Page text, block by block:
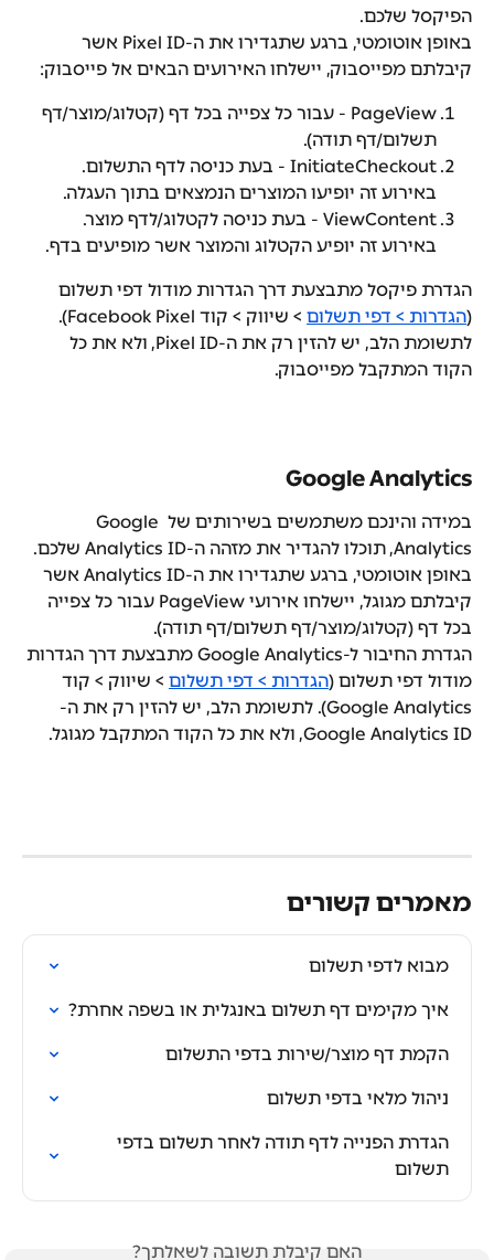
הפיקסל שלכם.
באופן אוטומטי, ברגע שתגדירו את ה-Pixel ID אשר
קיבלתם מפייסבוק, יישלחו האירועים הבאים אל פייסבוק:
PageView - עבור כל צפייה בכל דף (קטלוג/מוצר/דף
תשלום/דף תודה).
InitiateCheckout - בעת כניסה לדף התשלום.
באירוע זה יופיעו המוצרים הנמצאים בתוך העגלה.
ViewContent - בעת כניסה לקטלוג/לדף מוצר.
באירוע זה יופיע הקטלוג והמוצר אשר מופיעים בדף.
הגדרת פיקסל מתבצעת דרך הגדרות מודול דפי תשלום
(הגדרות > דפי תשלום
> שיווק > קוד Facebook Pixel).
לתשומת הלב, יש להזין רק את ה-Pixel ID, ולא את כל
הקוד המתקבל מפייסבוק.
Google Analytics
במידה והינכם משתמשים בשירותים של Google
Analytics, תוכלו להגדיר את מזהה ה-Analytics ID שלכם.
באופן אוטומטי, ברגע שתגדירו את ה-Analytics ID אשר
קיבלתם מגוגל, יישלחו אירועי PageView עבור כל צפייה
בכל דף (קטלוג/מוצר/דף תשלום/דף תודה).
הגדרת החיבור ל-Google Analytics מתבצעת דרך הגדרות
מודול דפי תשלום (הגדרות > דפי תשלום > שיווק > קוד
Google Analytics). לתשומת הלב, יש להזין רק את ה-
Google Analytics ID, ולא את כל הקוד המתקבל מגוגל.
מאמרים קשורים
מבוא לדפי תשלום
איך מקימים דף תשלום באנגלית או בשפה אחרת?
הקמת דף מוצר/שירות בדפי התשלום
ניהול מלאי בדפי תשלום
הגדרת הפנייה לדף תודה לאחר תשלום בדפי
תשלום
האם קיבלת תשובה לשאלתך?